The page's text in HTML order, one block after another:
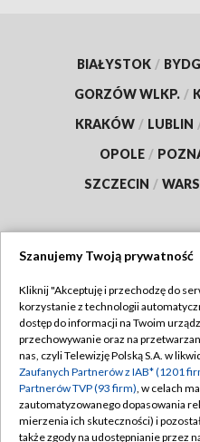
BIAŁYSTOK /
GORZÓW WLKP. /
KRAKÓW / LUBLIN
OPOLE /
SZCZECIN /
Abonament TVP
Emisja w TVP
Centrum informacji TVP
Naziemna Telewizja
Polityka
Szanujemy Twoją prywatność
Kliknij "Akceptuję i przechodzę do
korzystanie z technologii
dostęp do informacji na Twoim
przechowywanie oraz na
nas, czyli Telewizję Polską S.A. w
Zaufanych Partnerów z IAB* (1201
Partnerów TVP (93 firm), w celach
zautomatyzowanego dopasowania
mierzenia ich skuteczności) i
także zgody na udostępnianie przez